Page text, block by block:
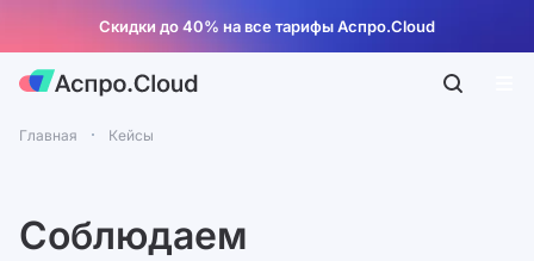
Скидки до 40% на все тарифы Аспро.Cloud
Главная Кейсы
Соблюдаем